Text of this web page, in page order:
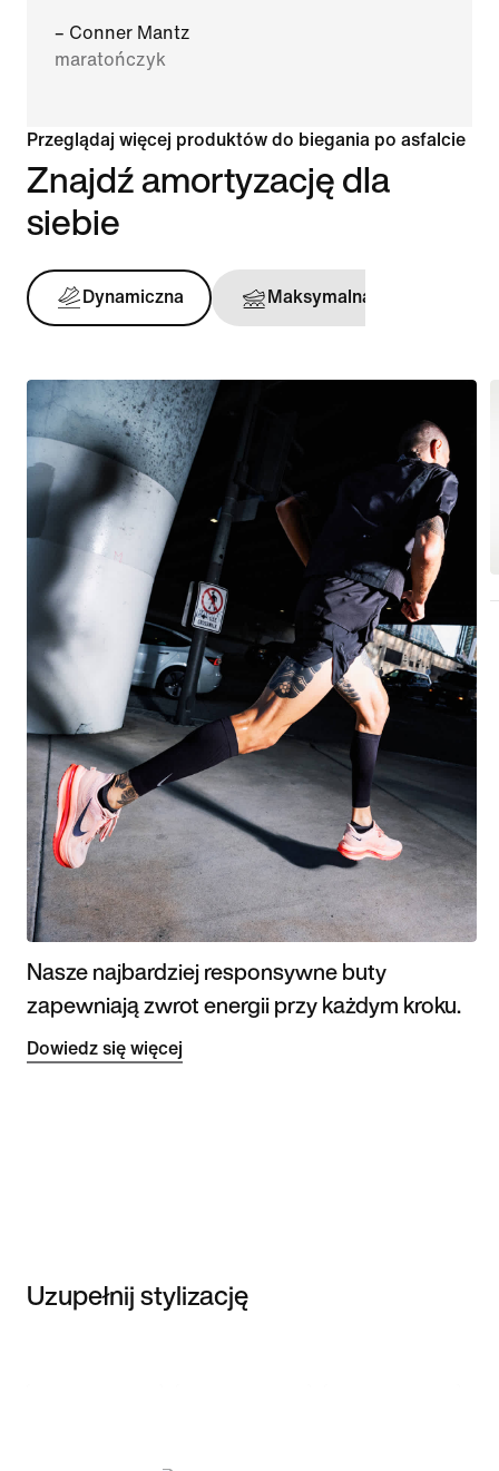
– Conner Mantz
maratończyk
Przeglądaj więcej produktów do biegania po asfalcie
Znajdź amortyzację dla
siebie
Dynamiczna Maksymalna
Nasze najbardziej responsywne buty
zapewniają zwrot energii przy każdym kroku.
Dowiedz się więcej
Uzupełnij stylizację